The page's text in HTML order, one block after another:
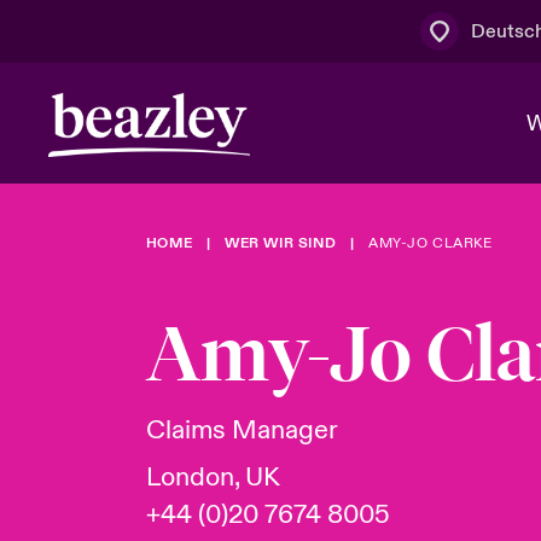
Wer wir sind
Board &
Mit uns
News & Events
Spotlight:
Kundenportal
Cyber
HOME WER WIR SIND AMY-JO CLARKE
Amy-Jo
Claims Manager
London, UK
+44 (0)20 7674 8005